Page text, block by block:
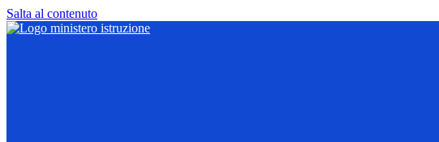
Salta al contenuto